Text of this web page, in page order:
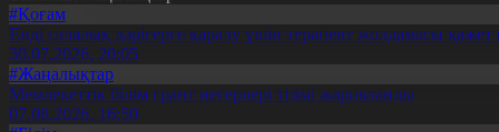
#Қоғам
Енді салалық дәрігерге қаралу үшін терапевт жолдамасы қажет
30.07.2026, 20:05
#Жаңалықтар
Мемлекеттік білім грант иегерлері тізімі жарияланды
07.08.2026, 16:50